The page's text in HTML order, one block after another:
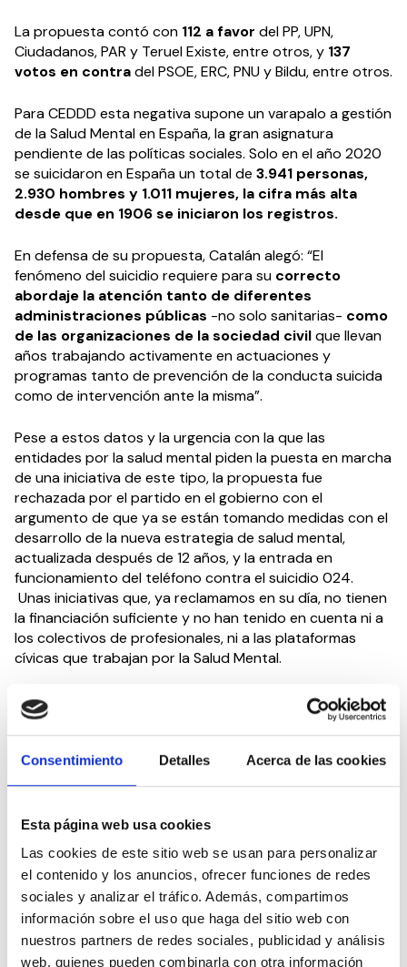
Consentimiento Detalles Acerca de las cookies
Esta página web usa cookies
Las cookies de este sitio web se usan para personalizar
el contenido y los anuncios, ofrecer funciones de redes
sociales y analizar el tráfico. Además, compartimos
información sobre el uso que haga del sitio web con
nuestros partners de redes sociales, publicidad y análisis
web, quienes pueden combinarla con otra información
La propuesta contó con 112 a favor del PP, UPN,
Ciudadanos, PAR y Teruel Existe, entre otros, y 137
votos en contradel PSOE, ERC, PNU y Bildu, entre otros.
Para CEDDD esta negativa supone un varapalo a gestión
de la Salud Mental en España, la gran asignatura
pendiente de las políticas sociales. Solo en el año 2020
se suicidaron en España un total de 3.941 personas,
2.930 hombres y 1.011 mujeres, la cifra más alta
desde que en 1906 se iniciaron los registros.
En defensa de su propuesta, Catalán alegó: “El
fenómeno del suicidio requiere para su correcto
abordaje la atención tanto de diferentes
administraciones públicas -no solo sanitarias- como
de las organizaciones de la sociedad civilque llevan
años trabajando activamente en actuaciones y
programas tanto de prevención de la conducta suicida
como de intervención ante la misma”.
Pese a estos datos y la urgencia con la que las
entidades por la salud mental piden la puesta en marcha
de una iniciativa de este tipo, la propuesta fue
rechazada por el partido en el gobierno con el
argumento de que ya se están tomando medidas con el
desarrollo de la nueva estrategia de salud mental,
actualizada después de 12 años, y la entrada en
funcionamiento del teléfono contra el suicidio 024.
Unas iniciativas que, ya reclamamos en su día, no tienen
la financiación suficiente y no han tenido en cuenta ni a
los colectivos de profesionales, ni a las plataformas
cívicas que trabajan por la Salud Mental.
Comprometido y concienciado con la Salud Mental en
todas sus áreas de trabajo, y así lo demuestra el gran
número de entidades que trabajan en este ámbito
integradas en la plataforma, el CEDDD forma parte de
celebramos las iniciativas puestas en marcha por el por
Salud Mental no tenga la dotación económica y
profesional suficiente para reducir el número de muertes
por suicidio.